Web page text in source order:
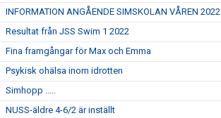
INFORMATION ANGÅENDE SIMSKOLAN VÅREN 2022
Resultat från JSS Swim 1 2022
Fina framgångar för Max och Emma
Psykisk ohälsa inom idrotten
Simhopp .....
NUSS-äldre 4-6/2 är inställt